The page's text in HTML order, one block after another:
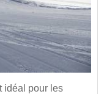
idéal pour les